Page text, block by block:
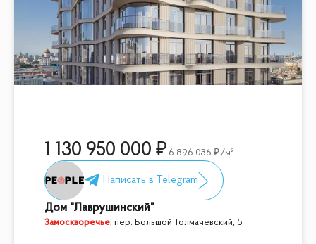
1 130 950 000 6 896 036 /м²
Дом "Лаврушинский"
Замоскворечье, пер. Большой Толмачевский, 5